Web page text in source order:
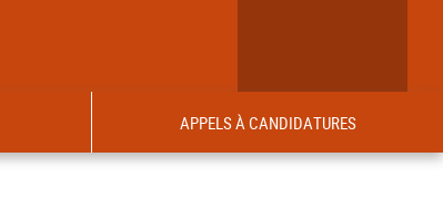
APPELS À CANDIDATURES